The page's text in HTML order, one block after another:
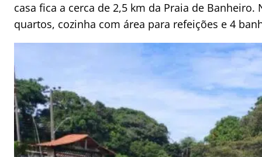
casa fica a cerca de 2,5 km da Praia de
quartos, cozinha com área para refeições e 4